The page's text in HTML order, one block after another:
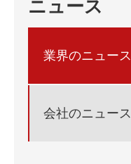
ニュース
業界のニュース
会社のニュース